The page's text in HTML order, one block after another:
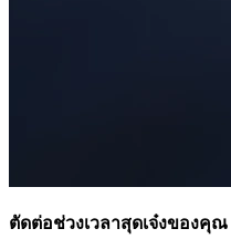
ตัดต่อช่วงเวลาสุดเจ๋งของคุณ